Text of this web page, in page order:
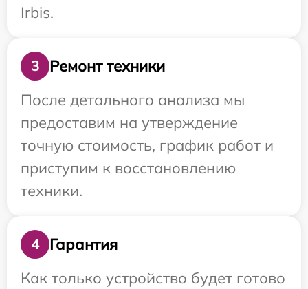
Irbis.
3
Ремонт техники
После детального анализа мы
предоставим на утверждение
точную стоимость, график работ и
приступим к восстановлению
техники.
4
Гарантия
Как только устройство будет готово